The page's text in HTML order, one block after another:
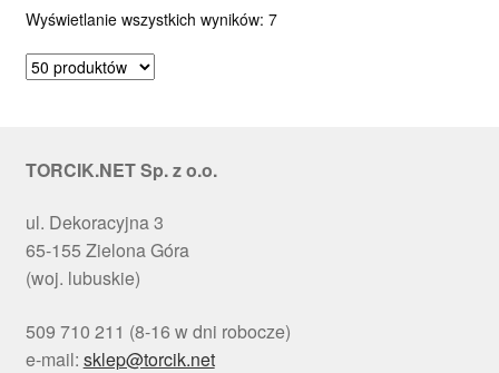
Wyświetlanie wszystkich wyników: 7Posortowane
TORCIK.NET Sp. z o.o.
ul. Dekoracyjna 3
65-155 Zielona Góra
(woj. lubuskie)
509 710 211 (8-16 w dni robocze)
e-mail: sklep@torcik.net